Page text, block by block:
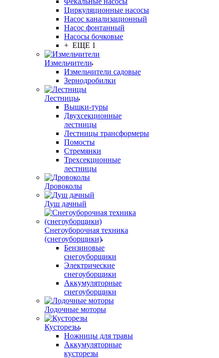
Циркуляционные насосы
Насос канализационный
Насос фонтанный
Насосы бочковые
+ ЕЩЕ 1
Измельчители
Измельчители садовые
Зернодробилки
Лестницы
Вышки-туры
Двухсекционные
лестницы
Лестницы трансформеры
Помосты
Стремянки
Трехсекционные
лестницы
Дровоколы
Душ дачный
Снегоуборочная техника
(снегоуборщики)
Бензиновые
снегоуборщики
Электрические
снегоуборщики
Аккумуляторные
снегоуборщики
Лодочные моторы
Кусторезы
Ножницы для травы
Аккумуляторные
кусторезы